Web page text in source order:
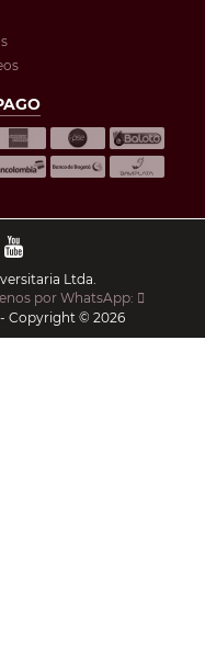
Ltda.
por WhatsApp:
Copyright © 2026